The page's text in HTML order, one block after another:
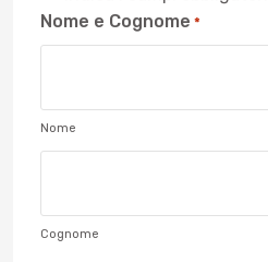
Nome e Cognome *
Nome
Cognome